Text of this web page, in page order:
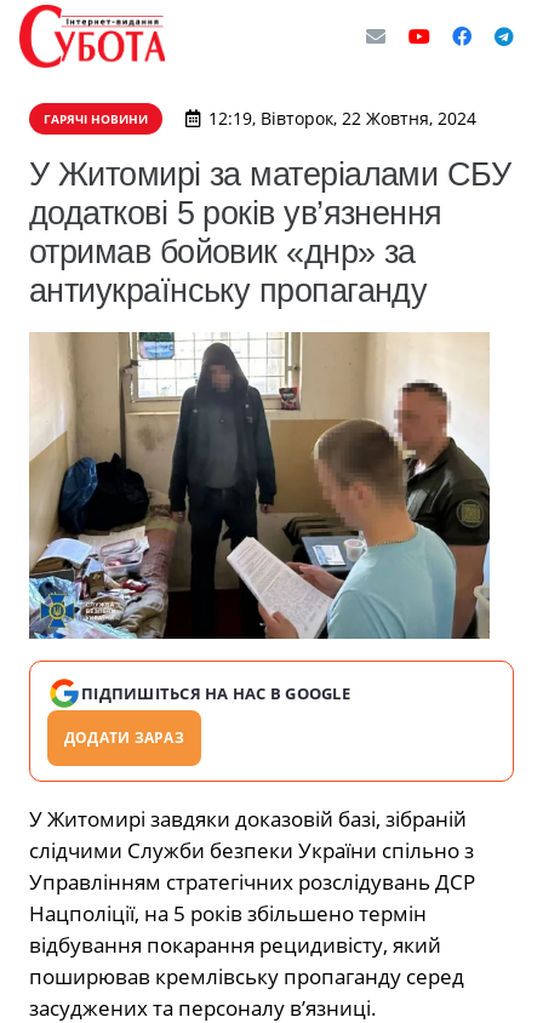
ГАРЯЧІ НОВИНИ 12:19, Вівторок, 22 Жовтня, 2024
У Житомирі за матеріалами СБУ
додаткові 5 років ув’язнення
отримав бойовик «днр» за
антиукраїнську пропаганду
ПІДПИШІТЬСЯ НА НАС В GOOGLE
ДОДАТИ ЗАРАЗ
У Житомирі завдяки доказовій базі, зібраній
слідчими Служби безпеки України спільно з
Управлінням стратегічних розслідувань ДСР
Нацполіції, на 5 років збільшено термін
відбування покарання рецидивісту, який
поширював кремлівську пропаганду серед
засуджених та персоналу в’язниці.